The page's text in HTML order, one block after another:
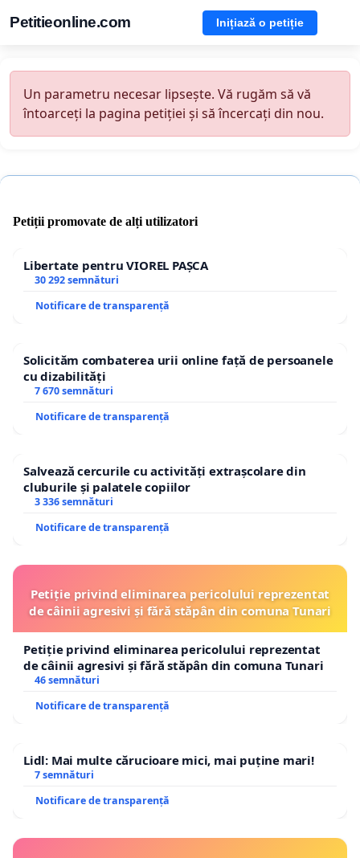
Petitieonline.com Inițiază o petiție
Un parametru necesar lipsește. Vă rugăm să vă
întoarceți la pagina petiției și să încercați din nou.
Petiții promovate de alți utilizatori
Libertate pentru VIOREL PAȘCA
30 292 semnături
Notificare de transparență
Solicităm combaterea urii online față de persoanele
cu dizabilități
7 670 semnături
Notificare de transparență
Salvează cercurile cu activități extrașcolare din
cluburile și palatele copiilor
3 336 semnături
Notificare de transparență
Petiție privind eliminarea pericolului reprezentat
de câinii agresivi și fără stăpân din comuna Tunari
Petiție privind eliminarea pericolului reprezentat
de câinii agresivi și fără stăpân din comuna Tunari
46 semnături
Notificare de transparență
Lidl: Mai multe cărucioare mici, mai puține mari!
7 semnături
Notificare de transparență